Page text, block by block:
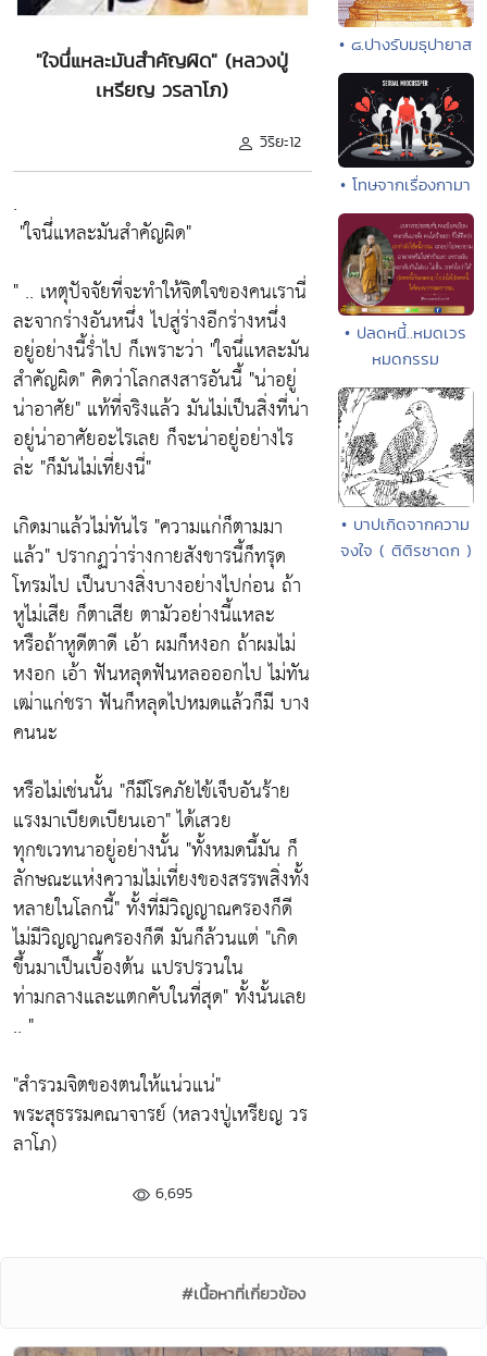
"ใจนึ่แหละมันสำคัญผิด" (หลวงปู่
เหรียญ วรลาโภ)
วิริยะ12
.
"ใจนึ่แหละมันสำคัญผิด"
" .. เหตุปัจจัยที่จะทำให้จิตใจของคนเรานี่
ละจากร่างอันหนึ่ง ไปสู่ร่างอีกร่างหนึ่ง
อยู่อย่างนี้ร่ำไป ก็เพราะว่า "ใจนึ่แหละมัน
สำคัญผิด"คิดว่าโลกสงสารอันนี้ "น่าอยู่
น่าอาศัย" แท้ที่จริงแล้ว มันไม่เป็นสิ่งที่น่า
อยู่น่าอาศัยอะไรเลย ก็จะน่าอยู่อย่างไร
ล่ะ "ก็มันไม่เที่ยงนี่"
เกิดมาแล้วไม่ทันไร "ความแก่ก็ตามมา
แล้ว"ปรากฏว่าร่างกายสังขารนี้ก็ทรุด
โทรมไป เป็นบางสิ่งบางอย่างไปก่อน ถ้า
หูไม่เสีย ก็ตาเสีย ตามัวอย่างนี้แหละ
หรือถ้าหูดีตาดี เอ้า ผมก็หงอก ถ้าผมไม่
หงอก เอ้า ฟันหลุดฟันหลอออกไป ไม่ทัน
เฒ่าแก่ชรา ฟันก็หลุดไปหมดแล้วก็มี บาง
คนนะ
หรือไม่เช่นนั้น "ก็มีโรคภัยไข้เจ็บอันร้าย
แรงมาเบียดเบียนเอา"ได้เสวย
ทุกขเวทนาอยู่อย่างนั้น "ทั้งหมดนี้มัน ก็
ลักษณะแห่งความไม่เที่ยงของสรรพสิ่งทั้ง
หลายในโลกนี้"ทั้งที่มีวิญญาณครองก็ดี
ไม่มีวิญญาณครองก็ดี มันก็ล้วนแต่ "เกิด
ขึ้นมาเป็นเบื้องต้น แปรปรวนใน
ท่ามกลางและแตกคับในที่สุด"ทั้งนั้นเลย
.. "
"สำรวมจิตของตนให้แน่วแน่"
พระสุธรรมคณาจารย์ (หลวงปู่เหรียญ วร
ลาโภ)
6,695
• ๘.ปางรับมธุปายาส
• โทษจากเรื่องกามา
• ปลดหนี้..หมดเวร
หมดกรรม
• บาปเกิดจากความ
จงใจ ( ติติรชาดก )
#เนื้อหาที่เกี่ยวข้อง